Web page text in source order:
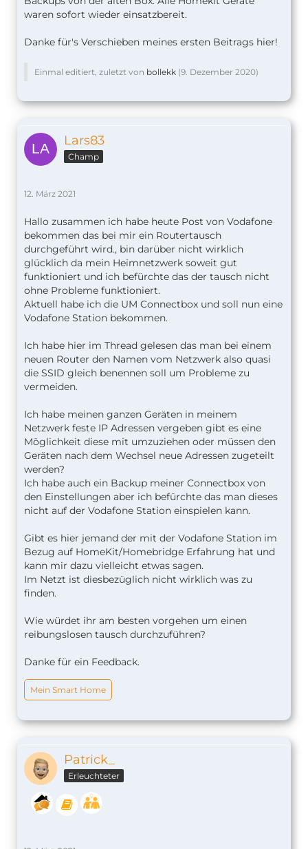
waren sofort wieder einsatzbereit.
Danke für's Verschieben meines ersten Beitrags hier!
Einmal editiert, zuletzt von bollekk (9. Dezember 2020)
Lars83
Champ
12. März 2021
Hallo zusammen ich habe heute Post von Vodafone
bekommen das bei mir ein Routertausch
durchgeführt wird., bin darüber nicht wirklich
glücklich da mein Heimnetzwerk soweit gut
funktioniert und ich befürchte das der tausch nicht
ohne Probleme funktioniert.
Aktuell habe ich die UM Connectbox und soll nun eine
Vodafone Station bekommen.
Ich habe hier im Thread gelesen das man bei einem
neuen Router den Namen vom Netzwerk also quasi
die SSID gleich benennen soll um Probleme zu
vermeiden.
Ich habe meinen ganzen Geräten in meinem
Netzwerk feste IP Adressen vergeben gibt es eine
Möglichkeit diese mit umzuziehen oder müssen den
Geräten nach dem Wechsel neue Adressen zugeteilt
werden?
Ich habe auch ein Backup meiner Connectbox von
den Einstellungen aber ich befürchte das man dieses
nicht auf der Vodafone Station einspielen kann.
Gibt es hier jemand der mit der Vodafone Station im
Bezug auf HomeKit/Homebridge Erfahrung hat und
kann mir dazu vielleicht etwas sagen.
Im Netzt ist diesbezüglich nicht wirklich was zu
finden.
Wie würdet ihr am besten vorgehen um einen
reibungslosen tausch durchzuführen?
Danke für ein Feedback.
Mein Smart Home
Patrick_
Erleuchteter